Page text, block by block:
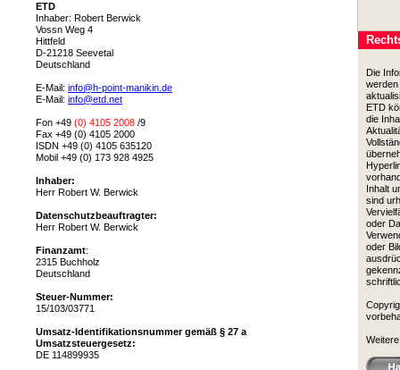
ETD
Inhaber: Robert Berwick
Vossn Weg 4
Hittfeld
D-21218 Seevetal
Deutschland
E-Mail: info@h-point-manikin.de
E-Mail: info@etd.net
Fon +49 (0) 4105 2008 /9
Fax +49 (0) 4105 2000
ISDN +49 (0) 4105 635120
Mobil +49 (0) 173 928 4925
Inhaber:
Herr Robert W. Berwick
Datenschutzbeauftragter:
Herr Robert W. Berwick
Finanzamt:
2315 Buchholz
Deutschland
Steuer-Nummer:
15/103/03771
Umsatz-Identifikationsnummer gemäß § 27 a
Umsatzsteuergesetz:
DE 114899935
Die
ETD
die
Inhalt
sind
oder
oder